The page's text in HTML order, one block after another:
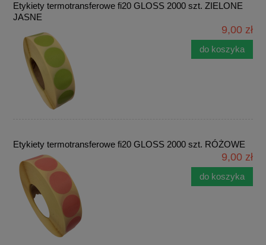
Etykiety termotransferowe fi20 GLOSS 2000 szt. ZIELONE
JASNE
9,00 zł
do koszyka
Etykiety termotransferowe fi20 GLOSS 2000 szt. RÓŻOWE
9,00 zł
do koszyka